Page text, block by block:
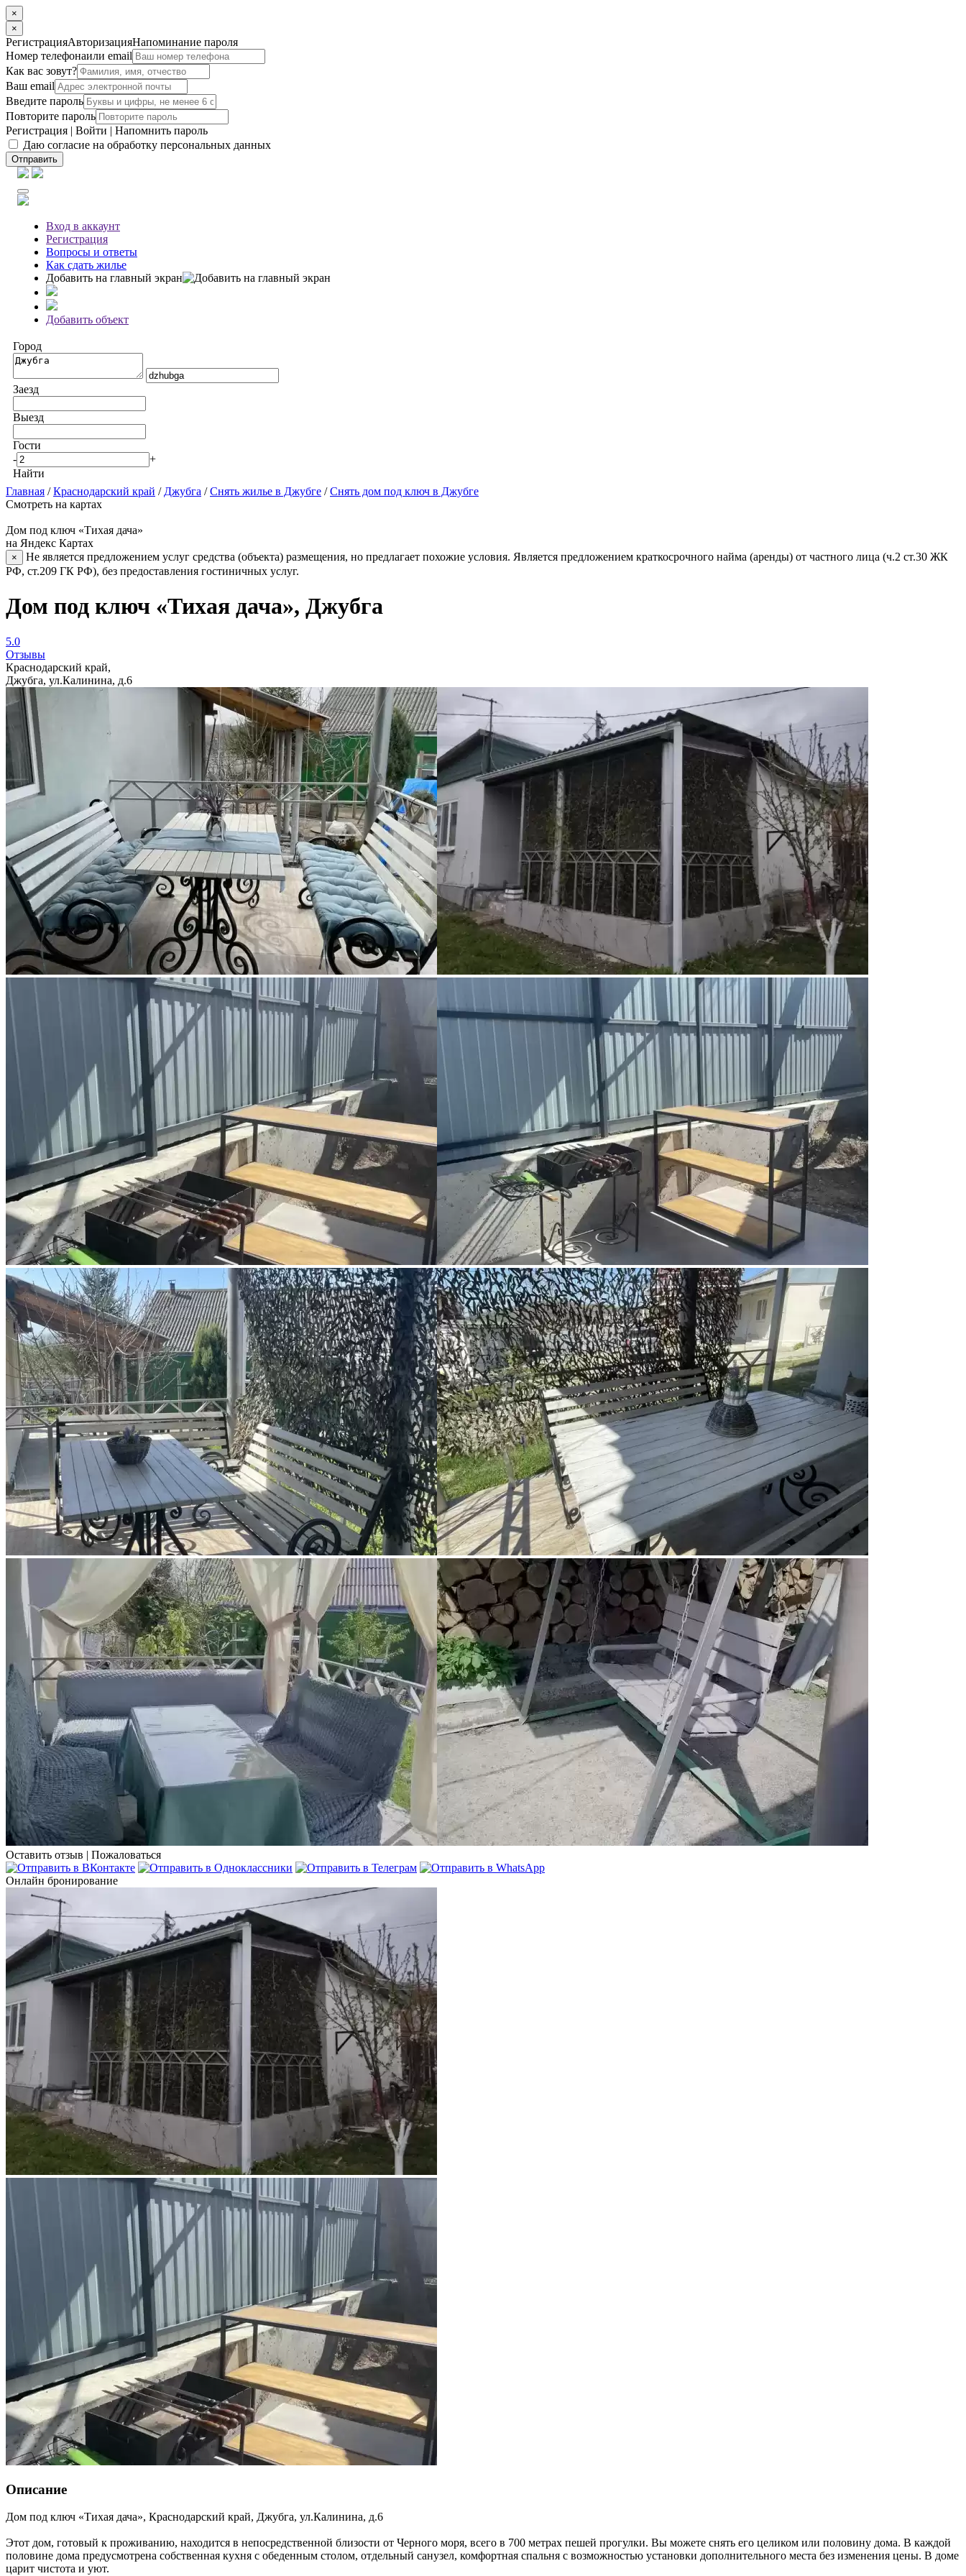
×
×
РегистрацияАвторизацияНапоминание пароля
Номер телефонаили email
Как вас зовут?
Ваш email
Введите пароль
Повторите пароль
Регистрация | Войти | Напомнить пароль
Даю согласие на обработку персональных данных
Отправить
Вход в аккаунт
Регистрация
Вопросы и ответы
Как сдать жилье
Добавить на главный экран
Добавить объект
Город
Заезд
Выезд
Гости
-
+
Найти
Главная /Краснодарский край / Джубга /Снять жилье в Джубге /Снять дом под ключ в Джубге
Смотреть на картах
Дом под ключ «Тихая дача»
на Яндекс Картах
×
Не является предложением услуг средства (объекта) размещения, но предлагает похожие условия. Является предложением краткосрочного найма (аренды) от частного лица (ч.2 ст.30 ЖК
РФ, ст.209 ГК РФ), без предоставления гостиничных услуг.
Дом под ключ «Тихая дача», Джубга
5.0
Отзывы
Краснодарский край,
Джубга, ул.Калинина, д.6
Оставить отзыв | Пожаловаться
Онлайн бронирование
Описание
Дом под ключ «Тихая дача», Краснодарский край, Джубга, ул.Калинина, д.6
Этот дом, готовый к проживанию, находится в непосредственной близости от Черного моря, всего в 700 метрах пешей прогулки. Вы можете снять его целиком или половину дома. В каждой
половине дома предусмотрена собственная кухня с обеденным столом, отдельный санузел, комфортная спальня с возможностью установки дополнительного места без изменения цены. В доме
царит чистота и уют.